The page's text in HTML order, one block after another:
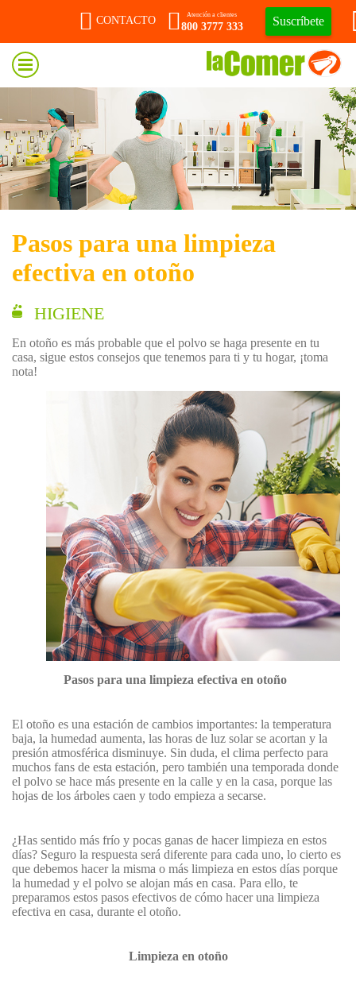
CONTACTO
Atención a clientes
800 3777 333 Suscríbete
Pasos para una limpieza
efectiva en otoño
HIGIENE
En otoño es más probable que el polvo se haga presente en tu
casa, sigue estos consejos que tenemos para ti y tu hogar, ¡toma
nota!
Pasos para una limpieza efectiva en otoño
El otoño es una estación de cambios importantes: la temperatura
baja, la humedad aumenta, las horas de luz solar se acortan y la
presión atmosférica disminuye. Sin duda, el clima perfecto para
muchos fans de esta estación, pero también una temporada donde
el polvo se hace más presente en la calle y en la casa, porque las
hojas de los árboles caen y todo empieza a secarse.
¿Has sentido más frío y pocas ganas de hacer limpieza en estos
días? Seguro la respuesta será diferente para cada uno, lo cierto es
que debemos hacer la misma o más limpieza en estos días porque
la humedad y el polvo se alojan más en casa. Para ello, te
preparamos estos pasos efectivos de cómo hacer una limpieza
efectiva en casa, durante el otoño.
Limpieza en otoño